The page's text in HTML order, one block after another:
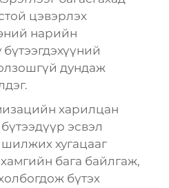
цэвэрлэх
нарийн
дундаж
харилцан
эсвэл
хугацааг
бага байлгаж,
бүтэх